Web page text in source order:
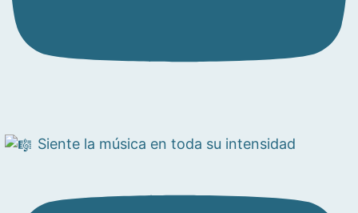
Siente la música en toda su intensidad